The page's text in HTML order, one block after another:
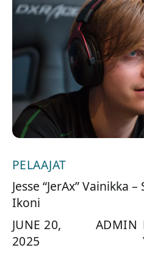
PELAAJAT
Jesse “JerAx” Vainikka
Ikoni
JUNE 20,
2025
ADMIN